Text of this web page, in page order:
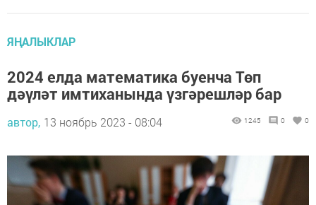
ЯҢАЛЫКЛАР
2024 елда математика буенча Төп
дәүләт имтиханында үзгәрешләр бар
автор, 13 ноябрь 2023 - 08:04 1245 0 0